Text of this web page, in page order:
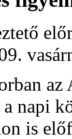
napi
is